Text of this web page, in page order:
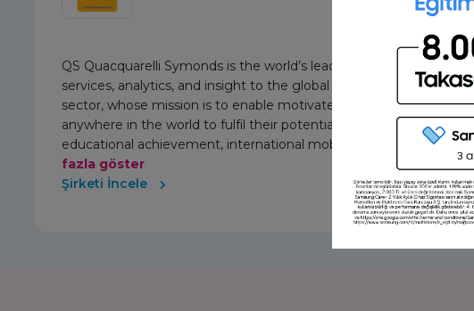
QS Quacquarelli Symonds is the world’s leading provider of
services, analytics, and insight to the global higher education
sector, whose mission is to enable motivated people
anywhere in the world to fulfil their potential through
educational achievement, international mobility, and
..Daha
fazla göster
Şirketi İncele